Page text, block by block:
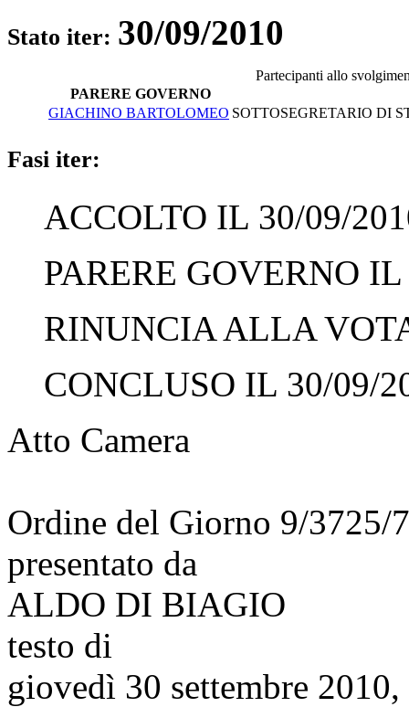
Stato iter: 30/09/2010
Partecipanti allo
PARERE GOVERNO
GIACHINO BARTOLOMEO SOTTOSEGRETARIO DI
Fasi iter:
ACCOLTO IL 30/09/
PARERE GOVERNO
RINUNCIA ALLA
CONCLUSO IL 30/09/
Atto Camera
Ordine del Giorno 9/3725/7
presentato da
ALDO DI BIAGIO
testo di
giovedì 30 settembre 2010,